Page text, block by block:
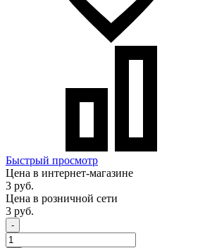
Быстрый просмотр
Цена в интернет-магазине
3 руб.
Цена в розничной сети
3 руб.
-